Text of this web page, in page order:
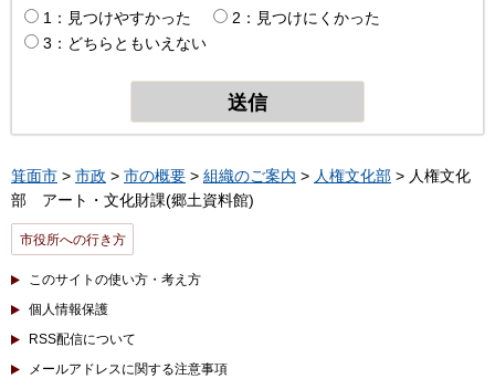
1：見つけやすかった
2：見つけにくかった
3：どちらともいえない
箕面市 > 市政 > 市の概要 > 組織のご案内 > 人権文化部 > 人権文化
部 アート・文化財課(郷土資料館)
市役所への行き方
このサイトの使い方・考え方
個人情報保護
RSS配信について
メールアドレスに関する注意事項